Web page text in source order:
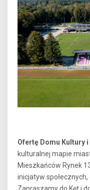
Ofertę Domu Kultury
kulturalnej mapie
Mieszkańców Rynek
inicjatyw